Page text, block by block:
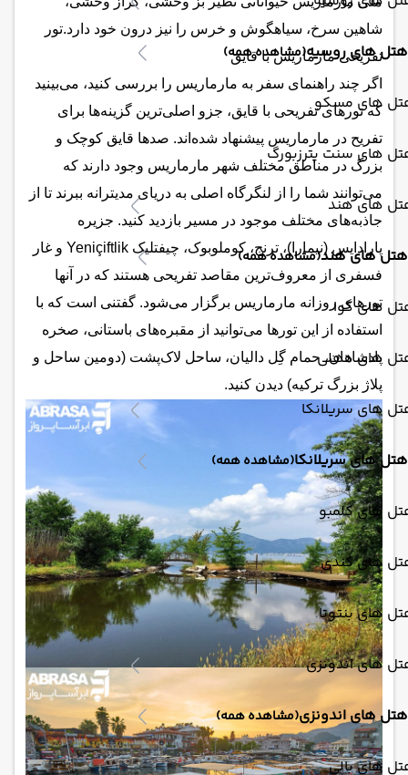
هتل های روسیه(مشاهده همه)
های مسکو
های سنت پترزبورگ
های هند
هتل های هند(مشاهده همه)
های گوا
های دهلی
های سریلانکا
هتل های سریلانکا(مشاهده همه)
های کلمبو
های کندی
های بنتوتا
های اندونزی
هتل های اندونزی(مشاهده همه)
های بالی
شاهین سرخ، سیاهگوش و خرس را نیز درون خود دارد.تور
تفریحی مارماریس با قایق
اگر چند راهنمای سفر به مارماریس را بررسی کنید، می‌بینید
که تورهای تفریحی با قایق، جزو اصلی‌ترین گزینه‌ها برای
تفریح در مارماریس پیشنهاد شده‌اند. صدها قایق کوچک و
بزرگ در مناطق مختلف شهر مارماریس وجود دارند که
می‌توانند شما را از لنگرگاه اصلی به دریای مدیترانه ببرند تا از
جاذبه‌های مختلف موجود در مسیر بازدید کنید. جزیره
پارادایس (نیمارا)، ترنج، کوملوبوک، چیفتلیک Yeniçiftlik و غار
فسفری از معروف‌ترین مقاصد تفریحی هستند که در آنها
تورهای روزانه مارماریس برگزار می‌شود. گفتنی است که با
استفاده از این تورها می‌توانید از مقبره‌های باستانی، صخره
پادشاهان، حمام گِل دالیان، ساحل لاک‌پشت (دومین ساحل و
پلاژ بزرگ ترکیه) دیدن کنید.